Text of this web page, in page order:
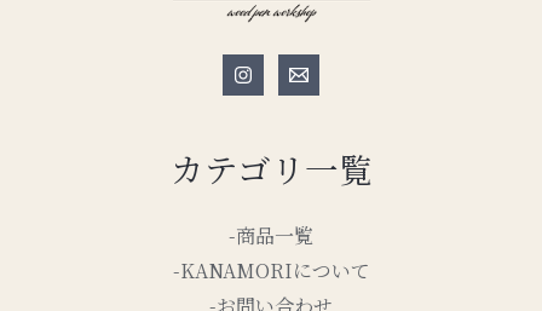
カテゴリ一覧
-商品一覧
-KANAMORIについて
-お問い合わせ